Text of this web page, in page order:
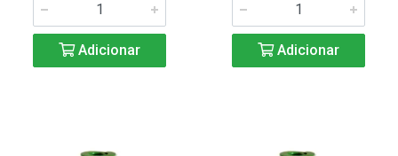
Adicionar Adicionar